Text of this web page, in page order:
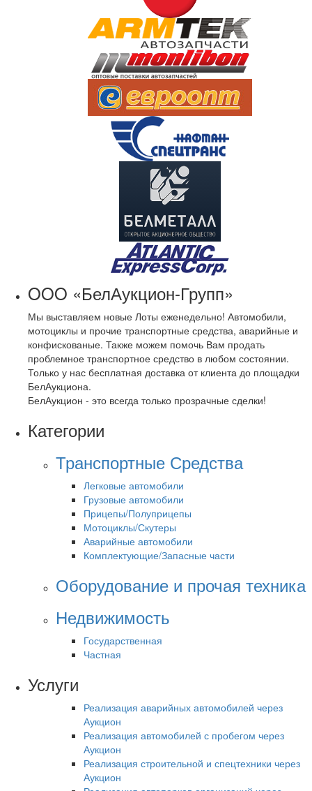
OOO «БелАукцион-Групп»
Мы выставляем новые Лоты еженедельно! Автомобили,
мотоциклы и прочие транспортные средства, аварийные и
конфискованые. Также можем помочь Вам продать
проблемное транспортное средство в любом состоянии.
Только у нас бесплатная доставка от клиента до площадки
БелАукциона.
БелАукцион - это всегда только прозрачные сделки!
Категории
Транспортные Средства
Легковые автомобили
Грузовые автомобили
Прицепы/Полуприцепы
Мотоциклы/Скутеры
Аварийные автомобили
Комплектующие/Запасные части
Оборудование и прочая техника
Недвижимость
Государственная
Частная
Услуги
Реализация аварийных автомобилей через
Аукцион
Реализация автомобилей с пробегом через
Аукцион
Реализация строительной и спецтехники через
Аукцион